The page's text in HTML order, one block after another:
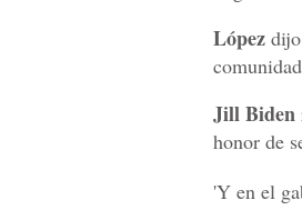
López
Jill Biden
honor de
'Y en el